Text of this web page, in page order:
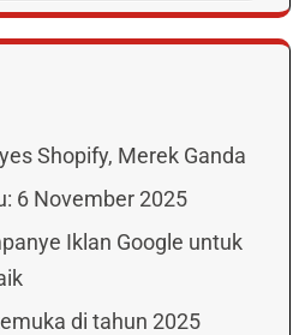
Shopify, Merek Ganda
6 November 2025
Iklan Google untuk
di tahun 2025